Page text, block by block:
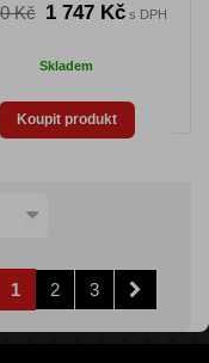
Kč 1 747 Kčs DPH
Skladem
Koupit produkt
1 2 3